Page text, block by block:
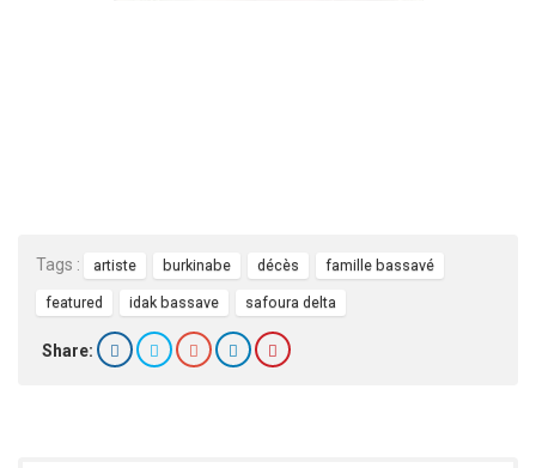
Tags : artiste burkinabe décès famille bassavé
featured idak bassave safoura delta
Share: